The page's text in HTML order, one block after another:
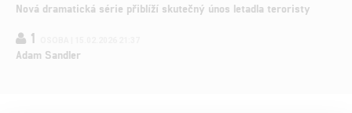
Nová dramatická série přiblíží skutečný únos letadla teroristy
1
Adam Sandler